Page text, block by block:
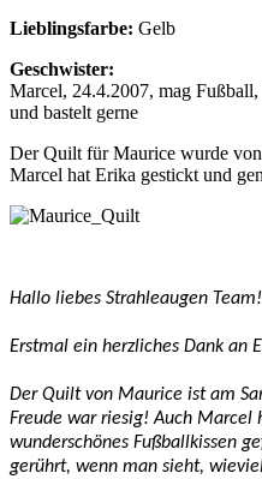
Lieblingsfarbe: Gelb
Geschwister:
Marcel, 24.4.2007, mag
und bastelt gerne
Der Quilt für Maurice wurde
Marcel hat Erika gestickt und
Hallo liebes Strahleaugen Team!
Erstmal ein herzliches Dank an
Der Quilt von Maurice ist am
Freude war riesig! Auch Marcel
wunderschönes Fußballkissen
gerührt, wenn man sieht,